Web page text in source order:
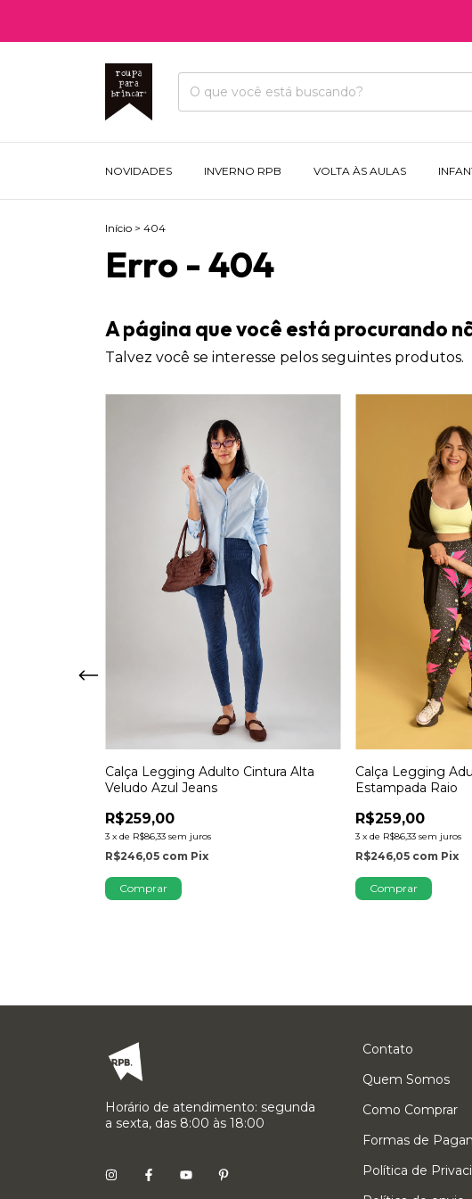
NOVIDADES INVERNO RPB VOLTA ÀS AULAS
Início > 404
Erro - 404
A página que você está procurando
Talvez você se interesse pelos seguintes produtos.
Calça Legging Adulto Cintura Alta
Veludo Azul Jeans
R$259,00
3 x de R$86,33 sem juros
R$246,05 com Pix
Comprar
Calça Legging
Estampada Raio
R$259,00
3 x de R$86,33 sem juros
R$246,05 com Pix
Comprar
Horário de atendimento: segunda
a sexta, das 8:00 às 18:00
Contato
Quem Somos
Como Comprar
Formas de
Política de